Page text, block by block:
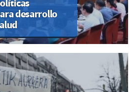
desarrollo